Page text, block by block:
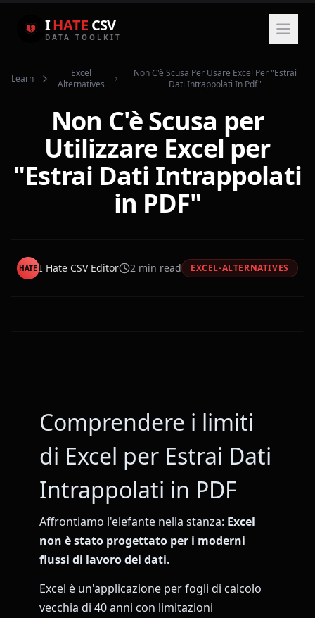
IHATE CSV
DATA TOOLKIT
Learn
Excel
Alternatives
Non C'è Scusa Per Usare Excel Per "estrai
Dati Intrappolati In Pdf"
Non C'è Scusa per
Utilizzare Excel per
"Estrai Dati Intrappolati
in PDF"
HATE I Hate CSV Editor 2 min read EXCEL-ALTERNATIVES
Comprendere i limiti
di Excel per Estrai Dati
Intrappolati in PDF
Affrontiamo l'elefante nella stanza: Excel
non è stato progettato per i moderni
flussi di lavoro dei dati.
Excel è un'applicazione per fogli di calcolo
vecchia di 40 anni con limitazioni